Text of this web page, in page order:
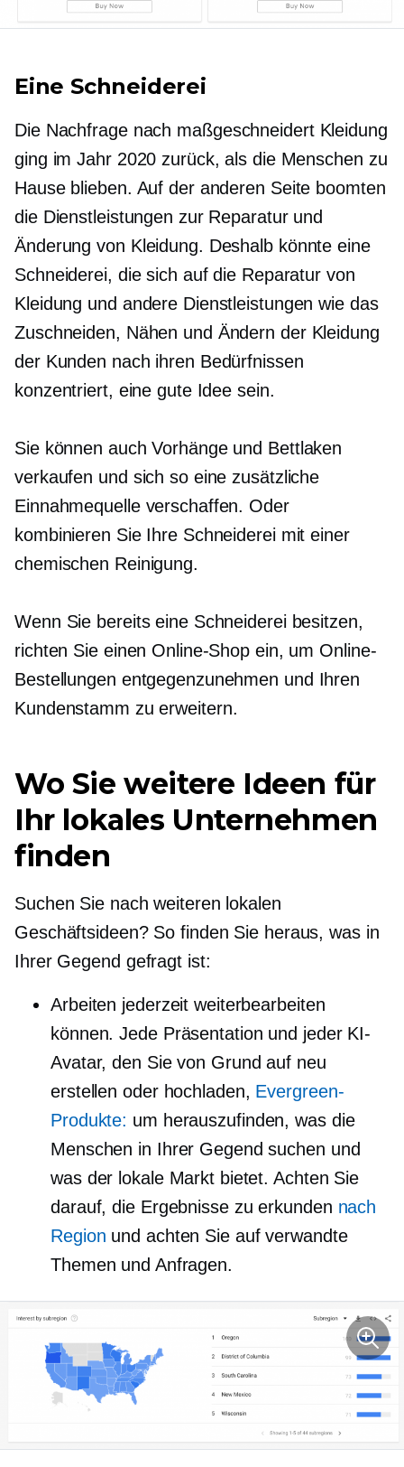
Eine Schneiderei
Die Nachfrage nach maßgeschneidertKleidung
ging im Jahr 2020 zurück, als die Menschen zu
Hause blieben. Auf der anderen Seite boomten
die Dienstleistungen zur Reparatur und
Änderung von Kleidung. Deshalb könnte eine
Schneiderei, die sich auf die Reparatur von
Kleidung und andere Dienstleistungen wie das
Zuschneiden, Nähen und Ändern der Kleidung
der Kunden nach ihren Bedürfnissen
konzentriert, eine gute Idee sein.
Sie können auch Vorhänge und Bettlaken
verkaufen und sich so eine zusätzliche
Einnahmequelle verschaffen. Oder
kombinieren Sie Ihre Schneiderei mit einer
chemischen Reinigung.
Wenn Sie bereits eine Schneiderei besitzen,
richten Sie einen Online-Shop ein, um Online-
Bestellungen entgegenzunehmen und Ihren
Kundenstamm zu erweitern.
Wo Sie weitere Ideen für
Ihr lokales Unternehmen
finden
Suchen Sie nach weiteren lokalen
Geschäftsideen? So finden Sie heraus, was in
Ihrer Gegend gefragt ist:
Arbeiten jederzeit weiterbearbeiten
können. Jede Präsentation und jeder KI-
Avatar, den Sie von Grund auf neu
erstellen oder hochladen, Evergreen-
Produkte: um herauszufinden, was die
Menschen in Ihrer Gegend suchen und
was der lokale Markt bietet. Achten Sie
darauf, die Ergebnisse zu erkunden nach
Region und achten Sie auf verwandte
Themen und Anfragen.